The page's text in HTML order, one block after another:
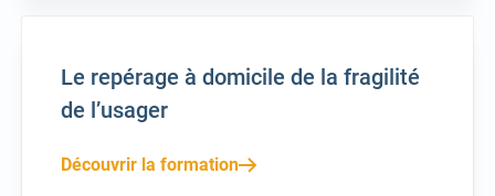
Le repérage à domicile de la fragilité
de l’usager
Découvrir la formation